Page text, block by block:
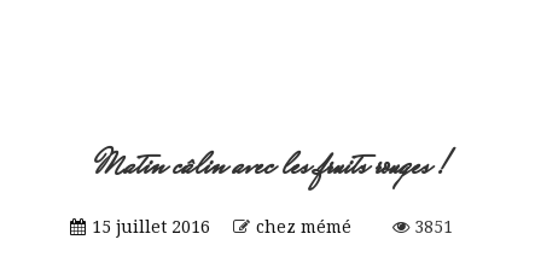
Matin câlin avec les fruits rouges !
15 juillet 2016 chez mémé 3851